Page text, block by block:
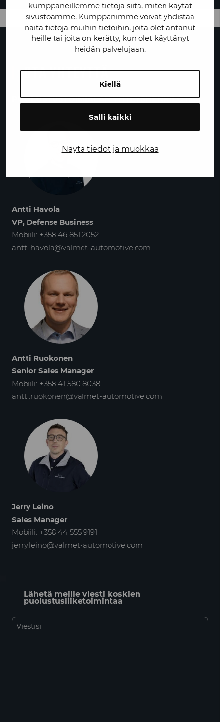
kumppaneillemme tietoja siitä, miten käytät
sivustoamme. Kumppanimme voivat yhdistää
näitä tietoja muihin tietoihin, joita olet antanut
heille tai joita on kerätty, kun olet käyttänyt
heidän palvelujaan.
Kiellä
Salli kaikki
Näytä tiedot ja muokkaa
OTA YHTEYTTÄ
PUOLUSTUSTOIMIALAN YHTEYSHENKILÖT:
Antti Havola
VP, Defense Business
Mobiili: +358 46 851 2052
antti.havola@valmet-automotive.com
Antti Ruokonen
Senior Sales Manager
Mobiili: +358 41 580 8038
antti.ruokonen@valmet-automotive.com
Jerry Leino
Sales Manager
Mobiili: +358 44 555 9191
jerry.leino@valmet-automotive.com
Lähetä meille viesti koskien
puolustusliiketoimintaa